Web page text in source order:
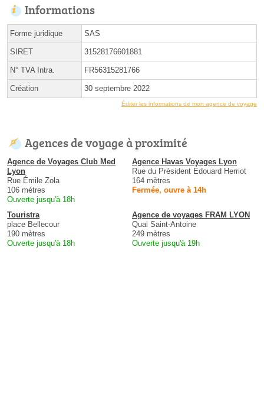
Informations
Forme juridique SAS
SIRET 31528176601881
N° TVA Intra. FR56315281766
Création 30 septembre 2022
Éditer les informations de mon agence de voyage
Agences de voyage à proximité
Agence de Voyages Club Med
Lyon
Rue Émile Zola
106 mètres
Ouverte jusqu'à 18h
Agence Havas Voyages Lyon
Rue du Président Édouard Herriot
164 mètres
Fermée, ouvre à 14h
Touristra
place Bellecour
190 mètres
Ouverte jusqu'à 18h
Agence de voyages FRAM LYON
Quai Saint-Antoine
249 mètres
Ouverte jusqu'à 19h